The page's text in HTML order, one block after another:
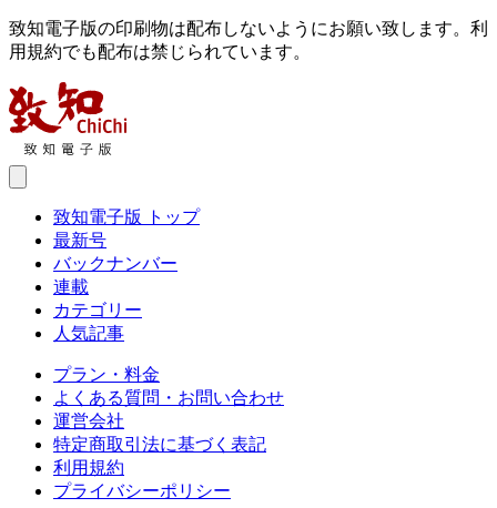
致知電子版の印刷物は配布しないようにお願い致します。利
用規約でも配布は禁じられています。
致知電子版 トップ
最新号
バックナンバー
連載
カテゴリー
人気記事
プラン・料金
よくある質問・お問い合わせ
運営会社
特定商取引法に基づく表記
利用規約
プライバシーポリシー